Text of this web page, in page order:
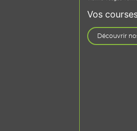
Vos
Découvrir